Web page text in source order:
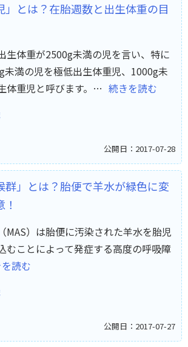
」とは？在胎週数と出生体重の目
生体重が2500g未満の児を言い、特に
未満の児を極低出生体重児、1000g未
体重児と呼びます。… 続きを読む
公開日：2017-07-28
群」とは？胎便で羊水が緑色に変
MAS）は胎便に汚染された羊水を胎児
むことによって発症する高度の呼吸障
読む
公開日：2017-07-27